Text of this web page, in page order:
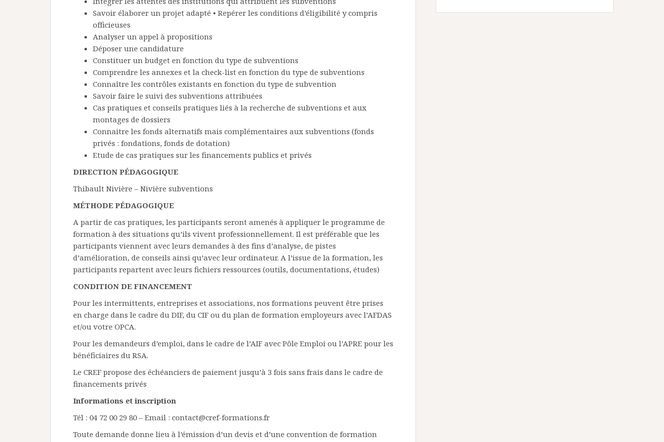
Savoir élaborer un projet adapté • Repérer les conditions d’éligibilité y compris
officieuses
Analyser un appel à propositions
Déposer une candidature
Constituer un budget en fonction du type de subventions
Comprendre les annexes et la check-list en fonction du type de subventions
Connaître les contrôles existants en fonction du type de subvention
Savoir faire le suivi des subventions attribuées
Cas pratiques et conseils pratiques liés à la recherche de subventions et aux
montages de dossiers
Connaitre les fonds alternatifs mais complémentaires aux subventions (fonds
privés : fondations, fonds de dotation)
Etude de cas pratiques sur les financements publics et privés
DIRECTION PÉDAGOGIQUE
Thibault Nivière – Nivière subventions
MÉTHODE PÉDAGOGIQUE
A partir de cas pratiques, les participants seront amenés à appliquer le programme de
formation à des situations qu’ils vivent professionnellement. Il est préférable que les
participants viennent avec leurs demandes à des fins d’analyse, de pistes
d’amélioration, de conseils ainsi qu’avec leur ordinateur. A l’issue de la formation, les
participants repartent avec leurs fichiers ressources (outils, documentations, études)
CONDITION DE FINANCEMENT
Pour les intermittents, entreprises et associations, nos formations peuvent être prises
en charge dans le cadre du DIF, du CIF ou du plan de formation employeurs avec l’AFDAS
et/ou votre OPCA.
Pour les demandeurs d’emploi, dans le cadre de l’AIF avec Pôle Emploi ou l’APRE pour les
bénéficiaires du RSA.
Le CREF propose des échéanciers de paiement jusqu’à 3 fois sans frais dans le cadre de
financements privés
Informations et inscription
Tél : 04 72 00 29 80 – Email : contact@cref-formations.fr
Toute demande donne lieu à l’émission d’un devis et d’une convention de formation